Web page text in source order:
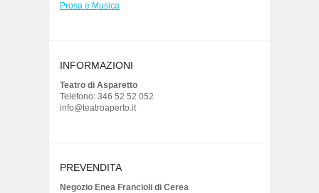
Prosa e Musica
INFORMAZIONI
Teatro di Asparetto
Telefono: 346 52 52 052
info@teatroaperto.it
PREVENDITA
Negozio Enea Francioli di Cerea